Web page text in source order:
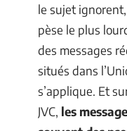
le sujet
pèse le plus
des messages
situés dans
s’applique. Et
JVC, les